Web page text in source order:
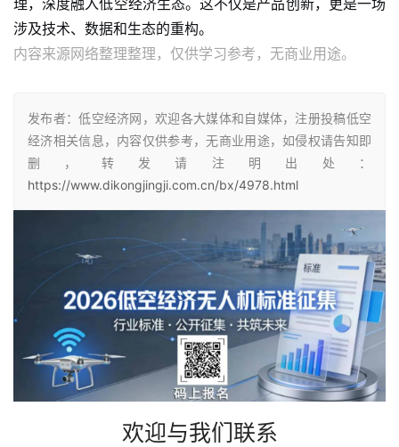
涉及技术、数据和生态的重构。
内容来源网络整理整理，仅供学习参考，无商业用途。
发布者：低空经济网，欢迎各大媒体和自媒体，注册投稿低空
经济相关信息，内容仅供参考，无商业用途，如侵权请告知即
删，转发请注明出处：
https://www.dikongjingji.com.cn/bx/4978.html
欢迎与我们联系